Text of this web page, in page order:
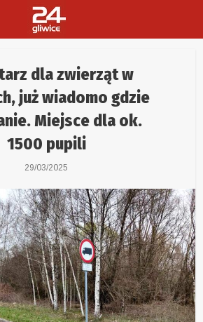
dla zwierząt w
już wiadomo gdzie
Miejsce dla ok.
1500 pupili
29/03/2025